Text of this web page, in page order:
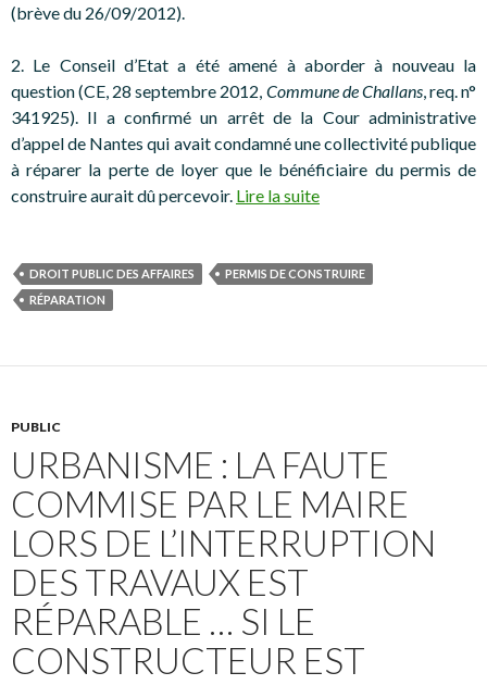
(brève du 26/09/2012).
2. Le Conseil d’Etat a été amené à aborder à nouveau la
question (CE, 28 septembre 2012, Commune de Challans, req. n°
341925). Il a confirmé un arrêt de la Cour administrative
d’appel de Nantes qui avait condamné une collectivité publique
à réparer la perte de loyer que le bénéficiaire du permis de
construire aurait dû percevoir. Lire la suite
DROIT PUBLIC DES AFFAIRES
PERMIS DE CONSTRUIRE
RÉPARATION
PUBLIC
URBANISME : LA FAUTE
COMMISE PAR LE MAIRE
LORS DE L’INTERRUPTION
DES TRAVAUX EST
RÉPARABLE … SI LE
CONSTRUCTEUR EST